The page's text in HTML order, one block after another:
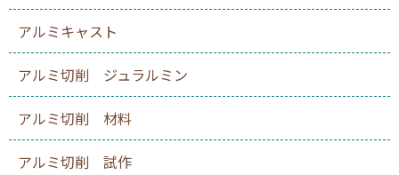
アルミキャスト
アルミ切削 ジュラルミン
アルミ切削 材料
アルミ切削 試作